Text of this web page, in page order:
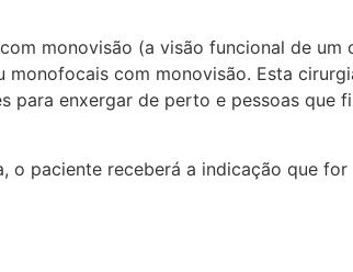
monovisão (a visão funcional de
com monovisão. Esta
para enxergar de perto e pessoas que
o paciente receberá a indicação que